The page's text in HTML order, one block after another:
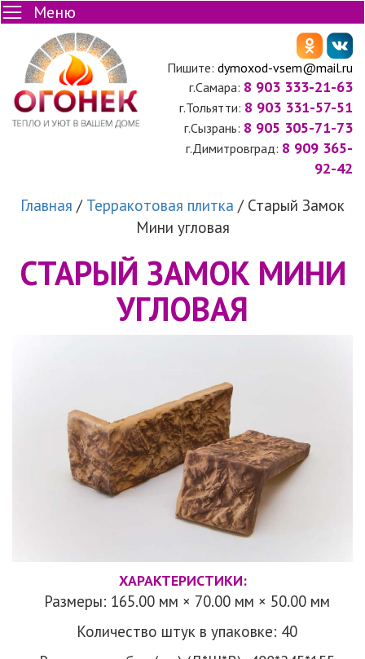
Меню
Пишите: dymoxod-vsem@mail.ru
г.Самара: 8 903 333-21-63
г.Тольятти: 8 903 331-57-51
г.Сызрань: 8 905 305-71-73
г.Димитровград: 8 909 365-
92-42
Главная / Терракотовая плитка / Старый Замок
Мини угловая
СТАРЫЙ ЗАМОК МИНИ
УГЛОВАЯ
ХАРАКТЕРИСТИКИ:
Размеры: 165.00 мм × 70.00 мм × 50.00 мм
Количество штук в упаковке: 40